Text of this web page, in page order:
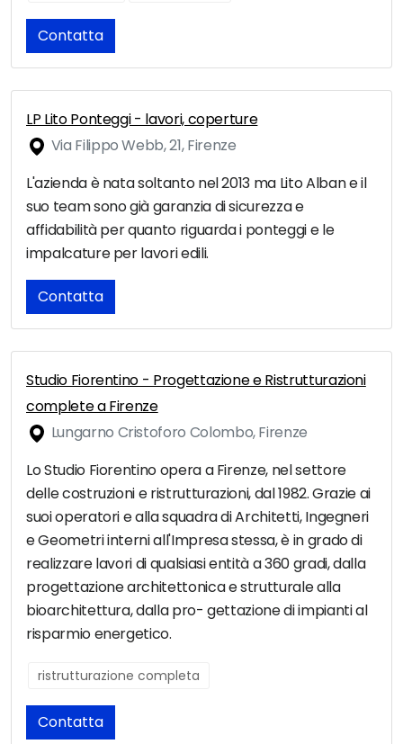
Contatta
LP Lito Ponteggi - lavori, coperture
Via Filippo Webb, 21, Firenze
L'azienda è nata soltanto nel 2013 ma Lito Alban e il
suo team sono già garanzia di sicurezza e
affidabilità per quanto riguarda i ponteggi e le
impalcature per lavori edili.
Contatta
Studio Fiorentino - Progettazione e Ristrutturazioni
complete a Firenze
Lungarno Cristoforo Colombo, Firenze
Lo Studio Fiorentino opera a Firenze, nel settore
delle costruzioni e ristrutturazioni, dal 1982. Grazie ai
suoi operatori e alla squadra di Architetti, Ingegneri
e Geometri interni all'Impresa stessa, è in grado di
realizzare lavori di qualsiasi entità a 360 gradi, dalla
progettazione architettonica e strutturale alla
bioarchitettura, dalla pro- gettazione di impianti al
risparmio energetico.
ristrutturazione completa
Contatta